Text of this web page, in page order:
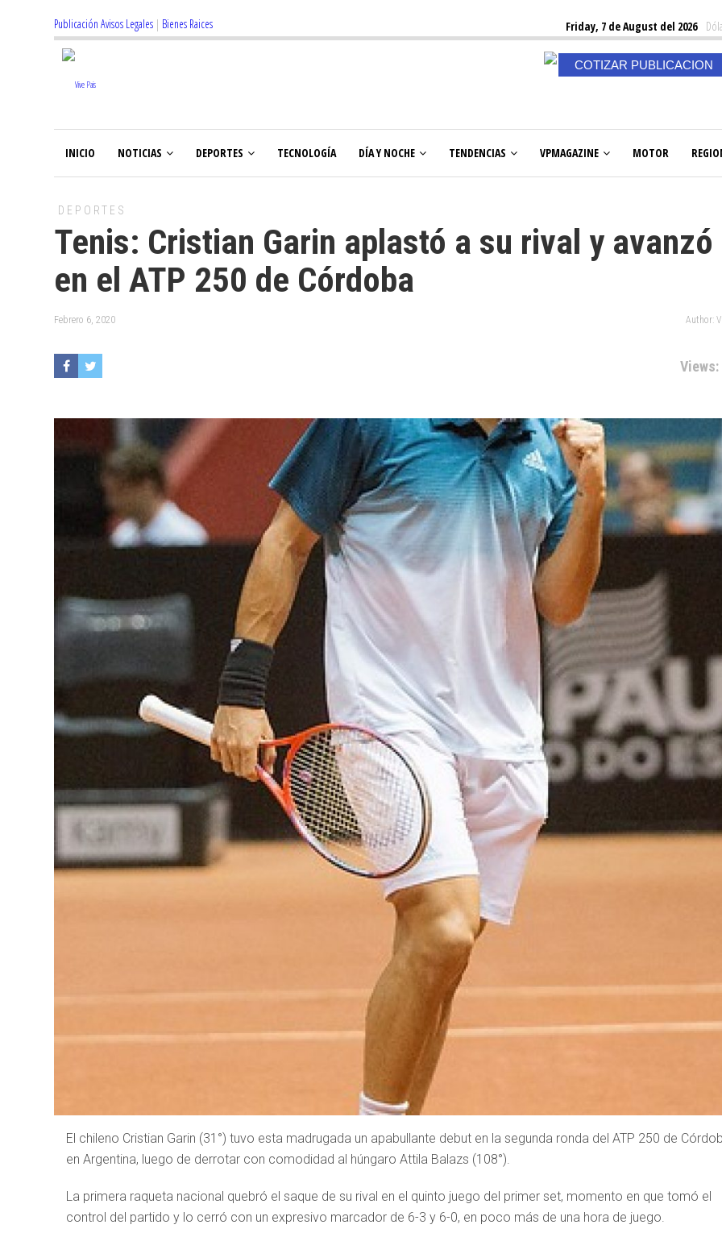
Publicación Avisos Legales | Bienes Raices Friday, 7 de August del 2026
COTIZAR PUBLICACION
INICIO NOTICIAS DEPORTES TECNOLOGÍA DÍA Y NOCHE TENDENCIAS VPMAGAZINE MOTOR
DEPORTES
Tenis: Cristian Garin aplastó a su rival y avanzó
en el ATP 250 de Córdoba
Febrero 6, 2020 Author:
Views:
El chileno Cristian Garin (31°) tuvo esta madrugada un apabullante debut en la segunda ronda del ATP 250 de
en Argentina, luego de derrotar con comodidad al húngaro Attila Balazs (108°).
La primera raqueta nacional quebró el saque de su rival en el quinto juego del primer set, momento en que tomó el
control del partido y lo cerró con un expresivo marcador de 6-3 y 6-0, en poco más de una hora de juego.